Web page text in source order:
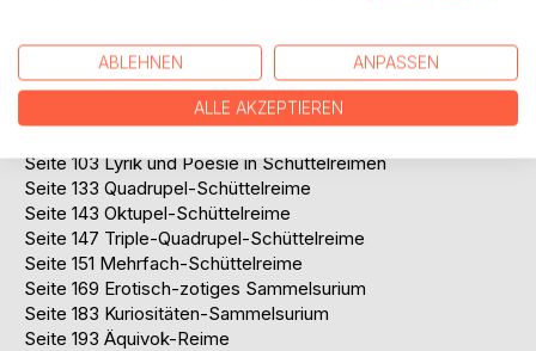
Seite 5 Zweizeiler
Seite 25 Vierzeiler
Seite 33 Sechszeiler
Seite 103 Lyrik und Poesie in Schüttelreimen
Seite 133 Quadrupel-Schüttelreime
Seite 143 Oktupel-Schüttelreime
Seite 147 Triple-Quadrupel-Schüttelreime
Seite 151 Mehrfach-Schüttelreime
Seite 169 Erotisch-zotiges Sammelsurium
Seite 183 Kuriositäten-Sammelsurium
Seite 193 Äquivok-Reime
ABLEHNEN ANPASSEN
ALLE AKZEPTIEREN